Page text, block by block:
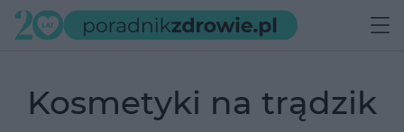
kosmetyki na trądzik